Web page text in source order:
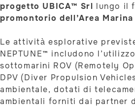
progetto UBICA™ Srl lungo il
promontorio dell’Area
Le attività esplorative
NEPTUNE™ includono
sottomarini ROV (Remotely
DPV (Diver Propulsion
ambientale, dotati di
ambientali forniti dai partner